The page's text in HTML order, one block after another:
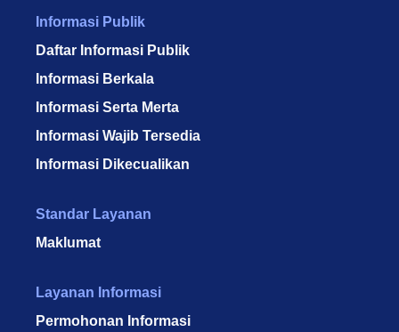
Informasi Publik
Daftar Informasi Publik
Informasi Berkala
Informasi Serta Merta
Informasi Wajib Tersedia
Informasi Dikecualikan
Standar Layanan
Maklumat
Layanan Informasi
Permohonan Informasi